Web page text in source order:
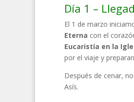
Día 1 –
El 1 de marzo
Eterna con el
Eucaristía en la
por el viaje y
Después de cenar,
Asís.